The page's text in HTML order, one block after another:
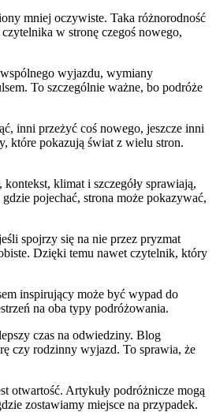
mniej oczywiste. Taka różnorodność
w stronę czegoś nowego,
wyjazdu, wymiany
To szczególnie ważne, bo podróże
inni przeżyć coś nowego, jeszcze inni
które pokazują świat z wielu stron.
klimat i szczegóły sprawiają,
pojechać, strona może pokazywać,
spojrzy się na nie przez pryzmat
Dzięki temu nawet czytelnik, który
inspirujący może być wypad do
na oba typy podróżowania.
czas na odwiedziny. Blog
czy rodzinny wyjazd. To sprawia, że
otwartość. Artykuły podróżnicze mogą
zostawiamy miejsce na przypadek.